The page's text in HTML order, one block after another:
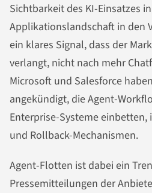
Sichtbarkeit des KI-Einsatzes
Applikationslandschaft in den
ein klares Signal, dass der
verlangt, nicht nach mehr
Microsoft und Salesforce haben
angekündigt, die Agent-
Enterprise-Systeme
und Rollback-Mechanismen.
Agent-Flotten ist dabei ein
Pressemitteilungen der